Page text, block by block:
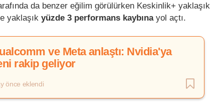
da benzer eğilim görülürken Keskinlik+ yaklaşık
yaklaşık yüzde 3 performans kaybınayol açtı.
ve Meta anlaştı: Nvidia'ya
rakip geliyor
önce eklendi